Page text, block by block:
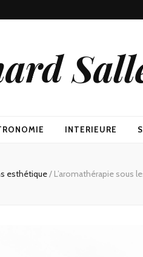
INTERIEURE
esthétique/ L’aromathérapie sous